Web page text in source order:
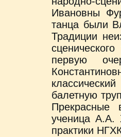
Ивановны
танца были
Традиции
первую
балетную
Прекрасные
ученица А.А.
практики